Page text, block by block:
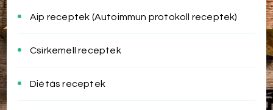
Aip receptek (Autoimmun protokoll receptek)
Csirkemell receptek
Diétás receptek